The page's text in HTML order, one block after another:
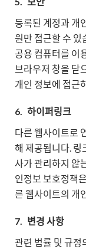
등록된 계정과 개
원만 접근할 수 있
공용 컴퓨터를 이
브라우저 창을 닫
개인 정보에 접근
6. 하이퍼링크
다른 웹사이트로
해 제공됩니다. 링
사가 관리하지 않
인정보 보호정책
른 웹사이트의 개
7. 변경 사항
관련 법률 및 규정